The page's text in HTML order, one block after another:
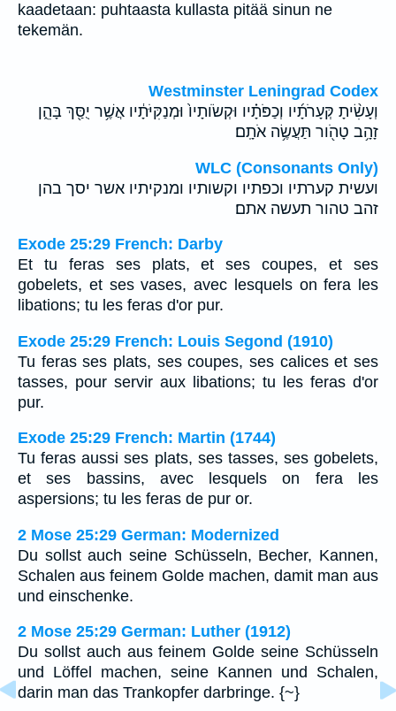
kaadetaan: puhtaasta kullasta pitää sinun ne
tekemän.
Westminster Leningrad Codex
וְעָשִׂ֨יתָ קְּעָרֹתָ֜יו וְכַפֹּתָ֗יו וּקְשֹׂותָיו֙ וּמְנַקִּיֹּתָ֔יו אֲשֶׁ֥ר יֻסַּ֖ךְ בָּהֵ֑ן
זָהָ֥ב טָהֹ֖ור תַּעֲשֶׂ֥ה אֹתָֽם׃
WLC (Consonants Only)
ועשית קערתיו וכפתיו וקשותיו ומנקיתיו אשר יסך בהן
זהב טהור תעשה אתם׃
Exode 25:29 French: Darby
Et tu feras ses plats, et ses coupes, et ses
gobelets, et ses vases, avec lesquels on fera les
libations; tu les feras d'or pur.
Exode 25:29 French: Louis Segond (1910)
Tu feras ses plats, ses coupes, ses calices et ses
tasses, pour servir aux libations; tu les feras d'or
pur.
Exode 25:29 French: Martin (1744)
Tu feras aussi ses plats, ses tasses, ses gobelets,
et ses bassins, avec lesquels on fera les
aspersions; tu les feras de pur or.
2 Mose 25:29 German: Modernized
Du sollst auch seine Schüsseln, Becher, Kannen,
Schalen aus feinem Golde machen, damit man aus
und einschenke.
2 Mose 25:29 German: Luther (1912)
Du sollst auch aus feinem Golde seine Schüsseln
und Löffel machen, seine Kannen und Schalen,
darin man das Trankopfer darbringe. {~}